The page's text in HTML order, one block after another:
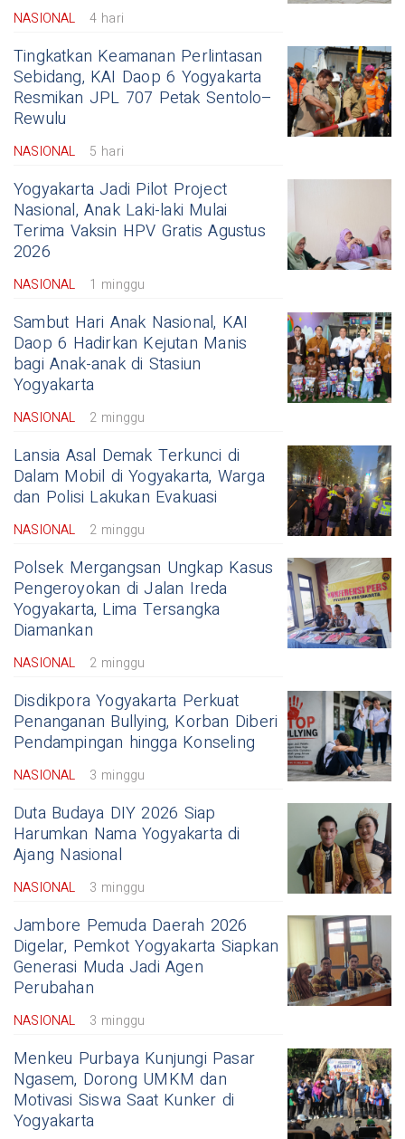
NASIONAL 4 hari
Tingkatkan Keamanan Perlintasan
Sebidang, KAI Daop 6 Yogyakarta
Resmikan JPL 707 Petak Sentolo–
Rewulu
NASIONAL 5 hari
Yogyakarta Jadi Pilot Project
Nasional, Anak Laki-laki Mulai
Terima Vaksin HPV Gratis Agustus
2026
NASIONAL 1 minggu
Sambut Hari Anak Nasional, KAI
Daop 6 Hadirkan Kejutan Manis
bagi Anak-anak di Stasiun
Yogyakarta
NASIONAL 2 minggu
Lansia Asal Demak Terkunci di
Dalam Mobil di Yogyakarta, Warga
dan Polisi Lakukan Evakuasi
NASIONAL 2 minggu
Polsek Mergangsan Ungkap Kasus
Pengeroyokan di Jalan Ireda
Yogyakarta, Lima Tersangka
Diamankan
NASIONAL 2 minggu
Disdikpora Yogyakarta Perkuat
Penanganan Bullying, Korban Diberi
Pendampingan hingga Konseling
NASIONAL 3 minggu
Duta Budaya DIY 2026 Siap
Harumkan Nama Yogyakarta di
Ajang Nasional
NASIONAL 3 minggu
Jambore Pemuda Daerah 2026
Digelar, Pemkot Yogyakarta Siapkan
Generasi Muda Jadi Agen
Perubahan
NASIONAL 3 minggu
Menkeu Purbaya Kunjungi Pasar
Ngasem, Dorong UMKM dan
Motivasi Siswa Saat Kunker di
Yogyakarta